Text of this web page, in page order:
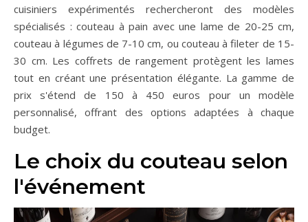
cuisiniers expérimentés rechercheront des modèles
spécialisés : couteau à pain avec une lame de 20-25 cm,
couteau à légumes de 7-10 cm, ou couteau à fileter de 15-
30 cm. Les coffrets de rangement protègent les lames
tout en créant une présentation élégante. La gamme de
prix s'étend de 150 à 450 euros pour un modèle
personnalisé, offrant des options adaptées à chaque
budget.
Le choix du couteau selon
l'événement